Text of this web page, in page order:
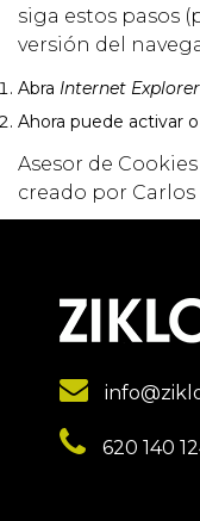
siga estos pasos
versión del
Abra Internet Explorer
Ahora puede activar
Asesor de
creado por Carlos
620 140